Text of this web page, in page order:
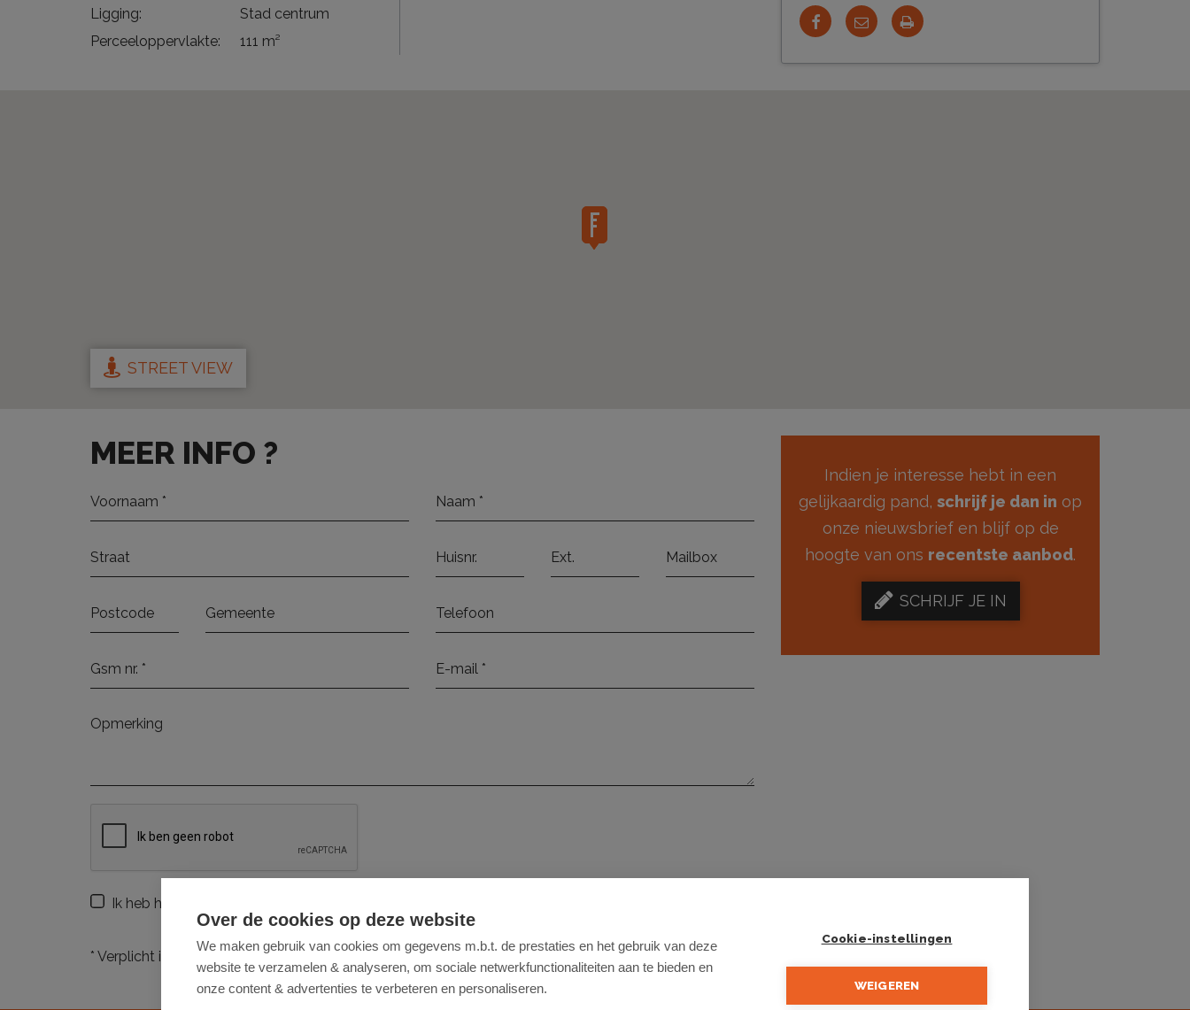
Ligging:
Stad centrum
Perceeloppervlakte:
111 m²
STREET VIEW
MEER INFO ?
Ik heb het
* Verplicht in te vullen VERSTUUR
Indien je interesse hebt in een
gelijkaardig pand, schrijf je dan in op
onze nieuwsbrief en blijf op de
hoogte van ons recentste aanbod.
SCHRIJF JE IN
Over de cookies op deze website
We maken gebruik van cookies om gegevens m.b.t. de prestaties en het gebruik van deze
website te verzamelen & analyseren, om sociale netwerkfunctionaliteiten aan te bieden en
onze content & advertenties te verbeteren en personaliseren.
Cookie-instellingen
WEIGEREN